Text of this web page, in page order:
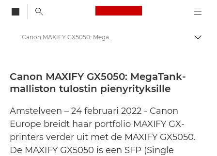
Canon Logo, back
Lehdistösivut
Lehdistötiedotteet – Canonin lehdistökeskus
Canon MAXIFY GX5050: MegaTank-malliston tulostin pienyrityksille - Canonin lehdistökeskus
Canon MAXIFY GX5050: MegaTank-
malliston tulostin pienyrityksille
Amstelveen – 24 februari 2022 - Canon
Europe breidt haar portfolio MAXIFY GX-
printers verder uit met de MAXIFY GX5050.
De MAXIFY GX5050 is een SFP (Single